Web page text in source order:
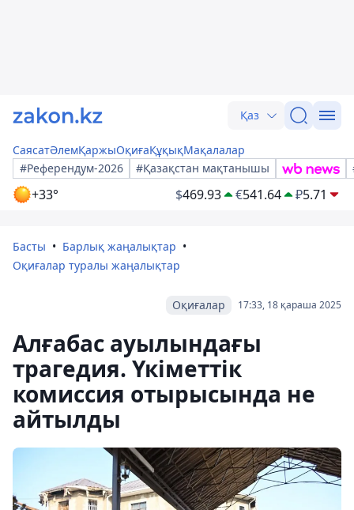
Қаз
СаясатӘлемҚаржыОқиғаҚұқықМақалалар
#Референдум-2026
#Қазақстан мақтанышы
+33° $469.93 €541.64 ₽5.71
Басты
Барлық жаңалықтар
Оқиғалар туралы жаңалықтар
17:33, 18 қараша 2025
Оқиғалар
Алғабас ауылындағы
трагедия. Үкіметтік
комиссия отырысында не
айтылды